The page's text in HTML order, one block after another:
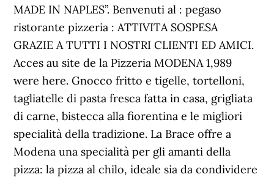
MADE IN NAPLES”. Benvenuti al : pegaso
ristorante pizzeria : ATTIVITA SOSPESA
GRAZIE A TUTTI I NOSTRI CLIENTI ED AMICI.
Acces au site de la Pizzeria MODENA 1,989
were here. Gnocco fritto e tigelle, tortelloni,
tagliatelle di pasta fresca fatta in casa, grigliata
di carne, bistecca alla fiorentina e le migliori
specialità della tradizione. La Brace offre a
Modena una specialità per gli amanti della
pizza: la pizza al chilo, ideale sia da condividere